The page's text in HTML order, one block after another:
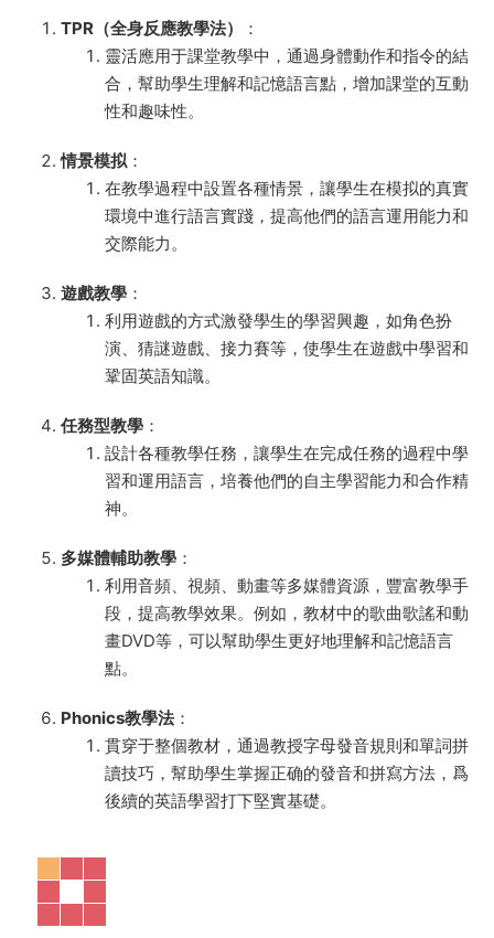
TPR（全身反應教學法）
：
靈活應用于課堂教學中，通過身體動作和指令的結
合，幫助學生理解和記憶語言點，增加課堂的互動
性和趣味性。
情景模拟：
在教學過程中設置各種情景，讓學生在模拟的真實
環境中進行語言實踐，提高他們的語言運用能力和
交際能力。
遊戲教學 ：
利用遊戲的方式激發學生的學習興趣，如角色扮
演、猜謎遊戲、接力賽等，使學生在遊戲中學習和
鞏固英語知識。
任務型教學 ：
設計各種教學任務，讓學生在完成任務的過程中學
習和運用語言，培養他們的自主學習能力和合作精
神。
多媒體輔助教學 ：
利用音頻、視頻、動畫等多媒體資源，豐富教學手
段，提高教學效果。例如，教材中的歌曲歌謠和動
畫DVD等，可以幫助學生更好地理解和記憶語言
點。
Phonics教學法：
貫穿于整個教材，通過教授字母發音規則和單詞拼
讀技巧，幫助學生掌握正确的發音和拼寫方法，爲
後續的英語學習打下堅實基礎。